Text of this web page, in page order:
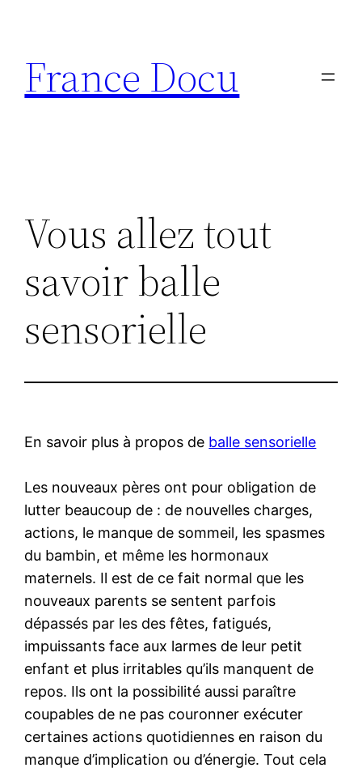
contenu
France Docu
Vous allez tout
savoir balle
sensorielle
En savoir plus à propos de balle sensorielle
Les nouveaux pères ont pour obligation de
lutter beaucoup de : de nouvelles charges,
actions, le manque de sommeil, les spasmes
du bambin, et même les hormonaux
maternels. Il est de ce fait normal que les
nouveaux parents se sentent parfois
dépassés par les des fêtes, fatigués,
impuissants face aux larmes de leur petit
enfant et plus irritables qu’ils manquent de
repos. Ils ont la possibilité aussi paraître
coupables de ne pas couronner exécuter
certaines actions quotidiennes en raison du
manque d’implication ou d’énergie. Tout cela